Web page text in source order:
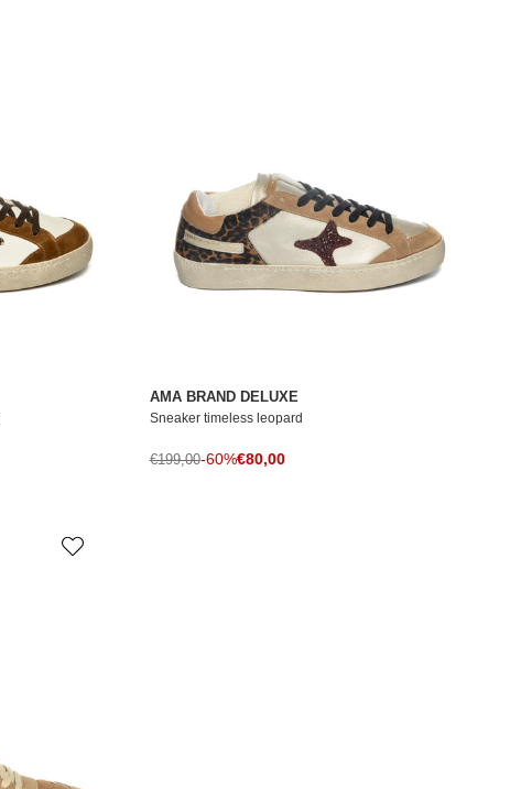
AMA BRAND DELUXE
Sneaker timeless leopard
Prezzo di vendita
€80,00
Prezzo normale
€199,00-60%